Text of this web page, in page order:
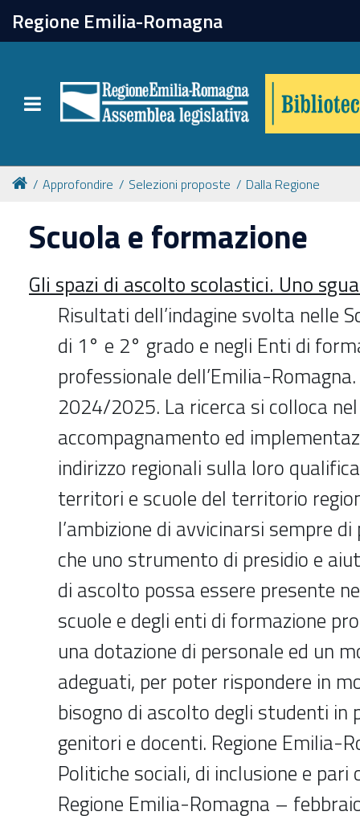
Regione Emilia-Romagna
Toggle navigation
chiudi
Catalogo online
Collezioni
Per approfondire
Appuntamenti
Prenotazione spazi
Approfondire Selezioni proposte Dalla Regione
Scuola e formazione
Gli spazi di ascolto scolastici. Uno
Risultati dell’indagine svolta nelle
di 1° e 2° grado e negli Enti di
professionale dell’Emilia-
2024/2025. La ricerca si colloca
accompagnamento ed
indirizzo regionali sulla loro
territori e scuole del territorio
l’ambizione di avvicinarsi sempre
che uno strumento di presidio e
di ascolto possa essere presente
scuole e degli enti di formazione
una dotazione di personale ed un
adeguati, per poter rispondere in
bisogno di ascolto degli studenti in
genitori e docenti. Regione Emilia-
Politiche sociali, di inclusione e
Regione Emilia-Romagna –